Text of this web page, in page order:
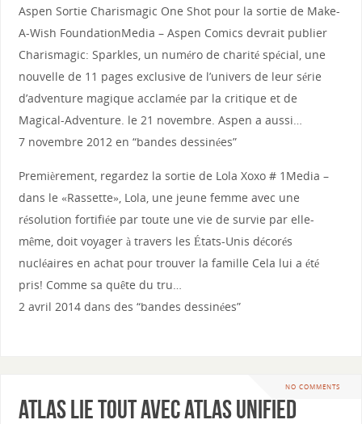
Aspen Sortie Charismagic One Shot pour la sortie de Make-
A-Wish FoundationMedia – Aspen Comics devrait publier
Charismagic: Sparkles, un numéro de charité spécial, une
nouvelle de 11 pages exclusive de l’univers de leur série
d’adventure magique acclamée par la critique et de
Magical-Adventure. le 21 novembre. Aspen a aussi…
7 novembre 2012 en “bandes dessinées”
Premièrement, regardez la sortie de Lola Xoxo # 1Media –
dans le «Rassette», Lola, une jeune femme avec une
résolution fortifiée par toute une vie de survie par elle-
même, doit voyager à travers les États-Unis décorés
nucléaires en achat pour trouver la famille Cela lui a été
pris! Comme sa quête du tru…
2 avril 2014 dans des “bandes dessinées”
NO COMMENTS
Atlas lie tout avec Atlas Unified